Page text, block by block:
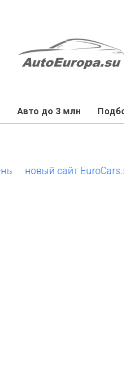
Авто до 3 млн
новый сайт EuroCars.su